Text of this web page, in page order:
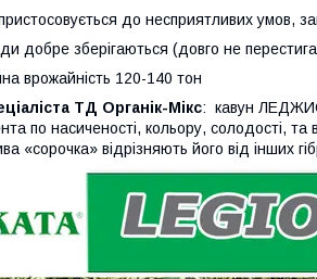
до несприятливих умов,
зберігаються (довго не
120-140 тон
ТД Органік-Мікс: кавун
по насиченості, кольору, солодості,
«сорочка» відрізняють його від інших